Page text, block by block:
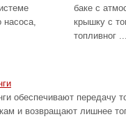
насоса,
баке с
крышку с
топливног ...
обеспечивают передачу
и возвращают лишнее